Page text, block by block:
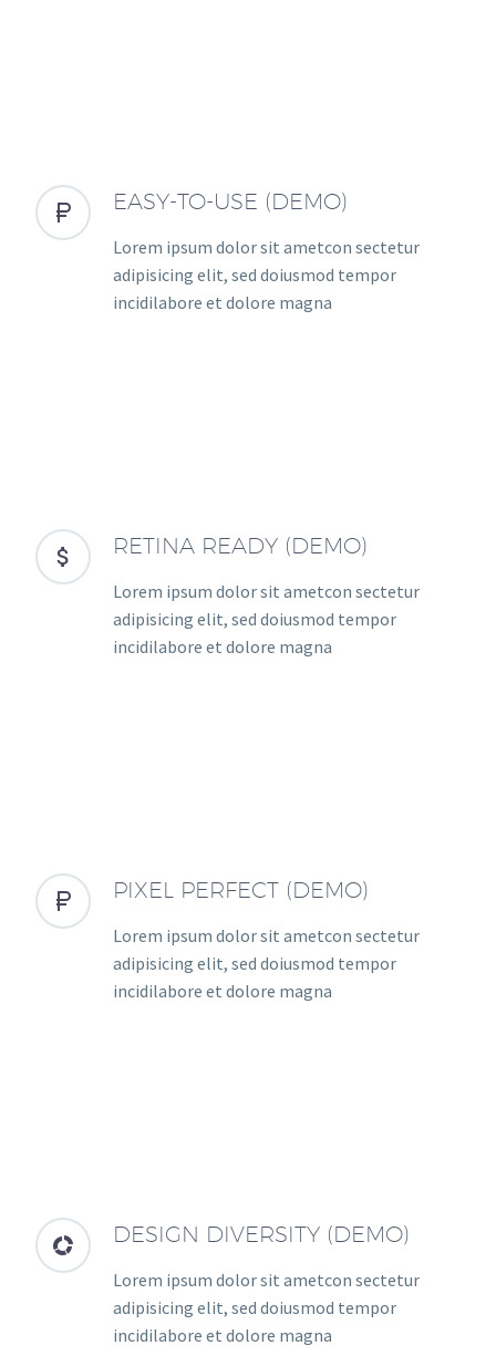

 EASY-TO-USE (DEMO)
Lorem ipsum dolor sit ametcon sectetur
adipisicing elit, sed doiusmod tempor
incidilabore et dolore magna

 RETINA READY (DEMO)
Lorem ipsum dolor sit ametcon sectetur
adipisicing elit, sed doiusmod tempor
incidilabore et dolore magna

 PIXEL PERFECT (DEMO)
Lorem ipsum dolor sit ametcon sectetur
adipisicing elit, sed doiusmod tempor
incidilabore et dolore magna

 DESIGN DIVERSITY (DEMO)
Lorem ipsum dolor sit ametcon sectetur
adipisicing elit, sed doiusmod tempor
incidilabore et dolore magna